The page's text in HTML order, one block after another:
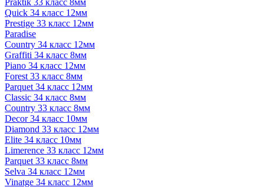
Praktik 33 класс 8мм
Quick 34 класс 12мм
Prestige 33 класс 12мм
Paradise
Country 34 класс 12мм
Graffiti 34 класс 8мм
Piano 34 класс 12мм
Forest 33 класс 8мм
Parquet 34 класс 12мм
Classic 34 класс 8мм
Country 33 класс 8мм
Decor 34 класс 10мм
Diamond 33 класс 12мм
Elite 34 класс 10мм
Limerence 33 класс 12мм
Parquet 33 класс 8мм
Selva 34 класс 12мм
Vinatge 34 класс 12мм